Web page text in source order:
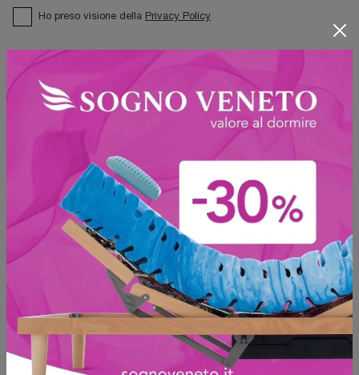
Sfoglia i cataloghi
Ho preso visione della Privacy Policy